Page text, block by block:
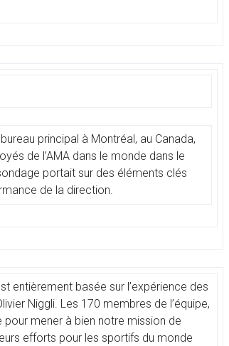
principal à Montréal, au Canada,
de l’AMA dans le monde dans le
portait sur des éléments clés
de la direction.
entièrement basée sur l’expérience des
Niggli. Les 170 membres de l’équipe,
mener à bien notre mission de
efforts pour les sportifs du monde